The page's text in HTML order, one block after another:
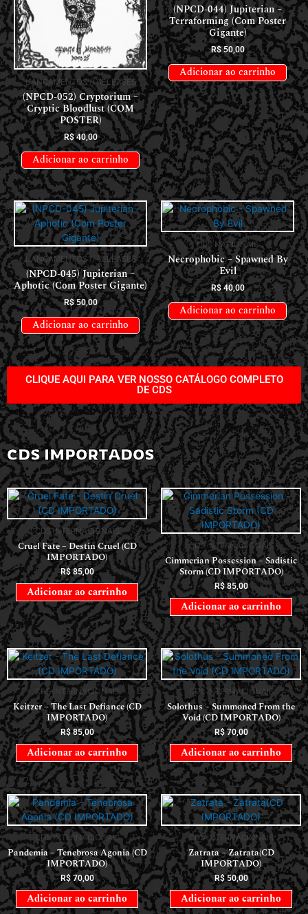
LANÇAMENTOS // RELEASES
(NPCD-052) Cryptorium –
Cryptic Bloodlust (COM
POSTER)
R$40,00
Adicionar ao carrinho
(NPCD-044) Jupiterian –
Terraforming (Com Poster
Gigante)
R$50,00
Adicionar ao carrinho
LANÇAMENTOS // RELEASES
(NPCD-045) Jupiterian –
Aphotic (Com Poster Gigante)
R$50,00
Adicionar ao carrinho
CDS NACIONAIS
Necrophobic – Spawned By
Evil
R$40,00
Adicionar ao carrinho
CLIQUE AQUI PARA VER NOSSO CATÁLOGO COMPLETO
DE CDS
CDS IMPORTADOS
CDS INTERNACIONAIS
Cruel Fate – Destin Cruel (CD
IMPORTADO)
R$85,00
Adicionar ao carrinho
CDS INTERNACIONAIS
Cimmerian Possession – Sadistic
Storm (CD IMPORTADO)
R$85,00
Adicionar ao carrinho
CDS INTERNACIONAIS
Keitzer – The Last Defiance (CD
IMPORTADO)
R$85,00
Adicionar ao carrinho
CDS INTERNACIONAIS
Solothus – Summoned From the
Void (CD IMPORTADO)
R$70,00
Adicionar ao carrinho
CDS INTERNACIONAIS
Pandemia – Tenebrosa Agonia (CD
IMPORTADO)
R$70,00
Adicionar ao carrinho
CDS INTERNACIONAIS
Zatrata – Zatrata(CD
IMPORTADO)
R$50,00
Adicionar ao carrinho